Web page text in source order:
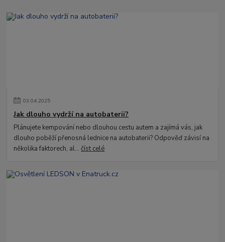
03.04.2025
Jak dlouho vydrží na autobaterii?
Plánujete kempování nebo dlouhou cestu autem a zajímá vás, jak
dlouho poběží přenosná lednice na autobaterii? Odpověď závisí na
několika faktorech, al...číst celé